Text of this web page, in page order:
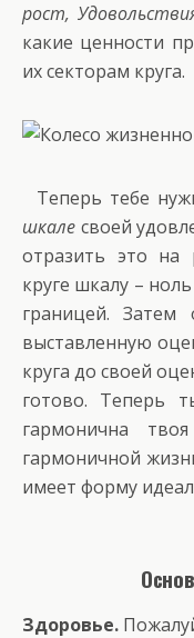
рост,
какие ценности
их секторам круга.
Теперь тебе
шкале своей
отразить это на
круге шкалу –
границей. Затем
выставленную
круга до своей
готово. Теперь
гармонична
гармоничной
имеет форму
Здоровье.